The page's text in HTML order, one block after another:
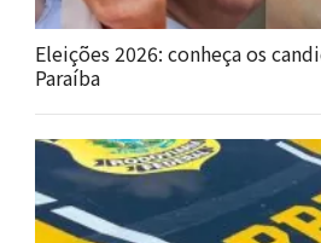
Eleições 2026: conheça os
Paraíba